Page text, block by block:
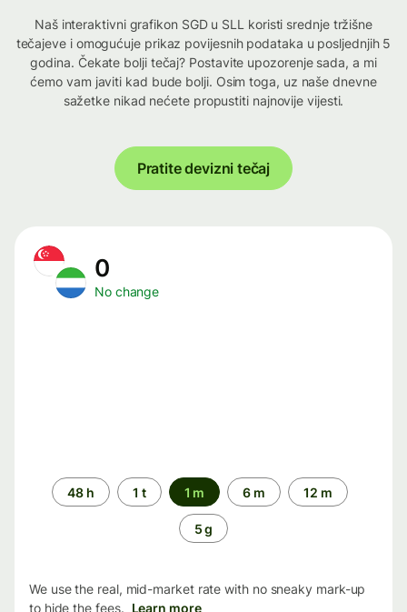
Naš interaktivni grafikon SGD u SLL koristi srednje tržišne
tečajeve i omogućuje prikaz povijesnih podataka u posljednjih 5
godina. Čekate bolji tečaj? Postavite upozorenje sada, a mi
ćemo vam javiti kad bude bolji. Osim toga, uz naše dnevne
sažetke nikad nećete propustiti najnovije vijesti.
Pratite devizni tečaj
0
No change
Time
period
48 h 1 t 1 m 6 m 12 m
5 g
We use the real, mid-market rate with no sneaky mark-up
to hide the fees. Learn more